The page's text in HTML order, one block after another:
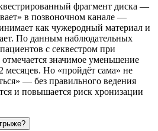
фрагмент диска —
в позвоночном канале —
как чужеродный материал и
По данным наблюдательных
с секвестром при
значимое уменьшение
месяцев. Но «пройдёт сама» не
— без правильного ведения
и повышается риск хронизации